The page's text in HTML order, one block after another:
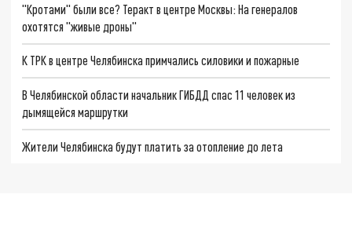
"Кротами" были все? Теракт в центре Москвы: На генералов
охотятся "живые дроны"
К ТРК в центре Челябинска примчались силовики и пожарные
В Челябинской области начальник ГИБДД спас 11 человек из
дымящейся маршрутки
Жители Челябинска будут платить за отопление до лета